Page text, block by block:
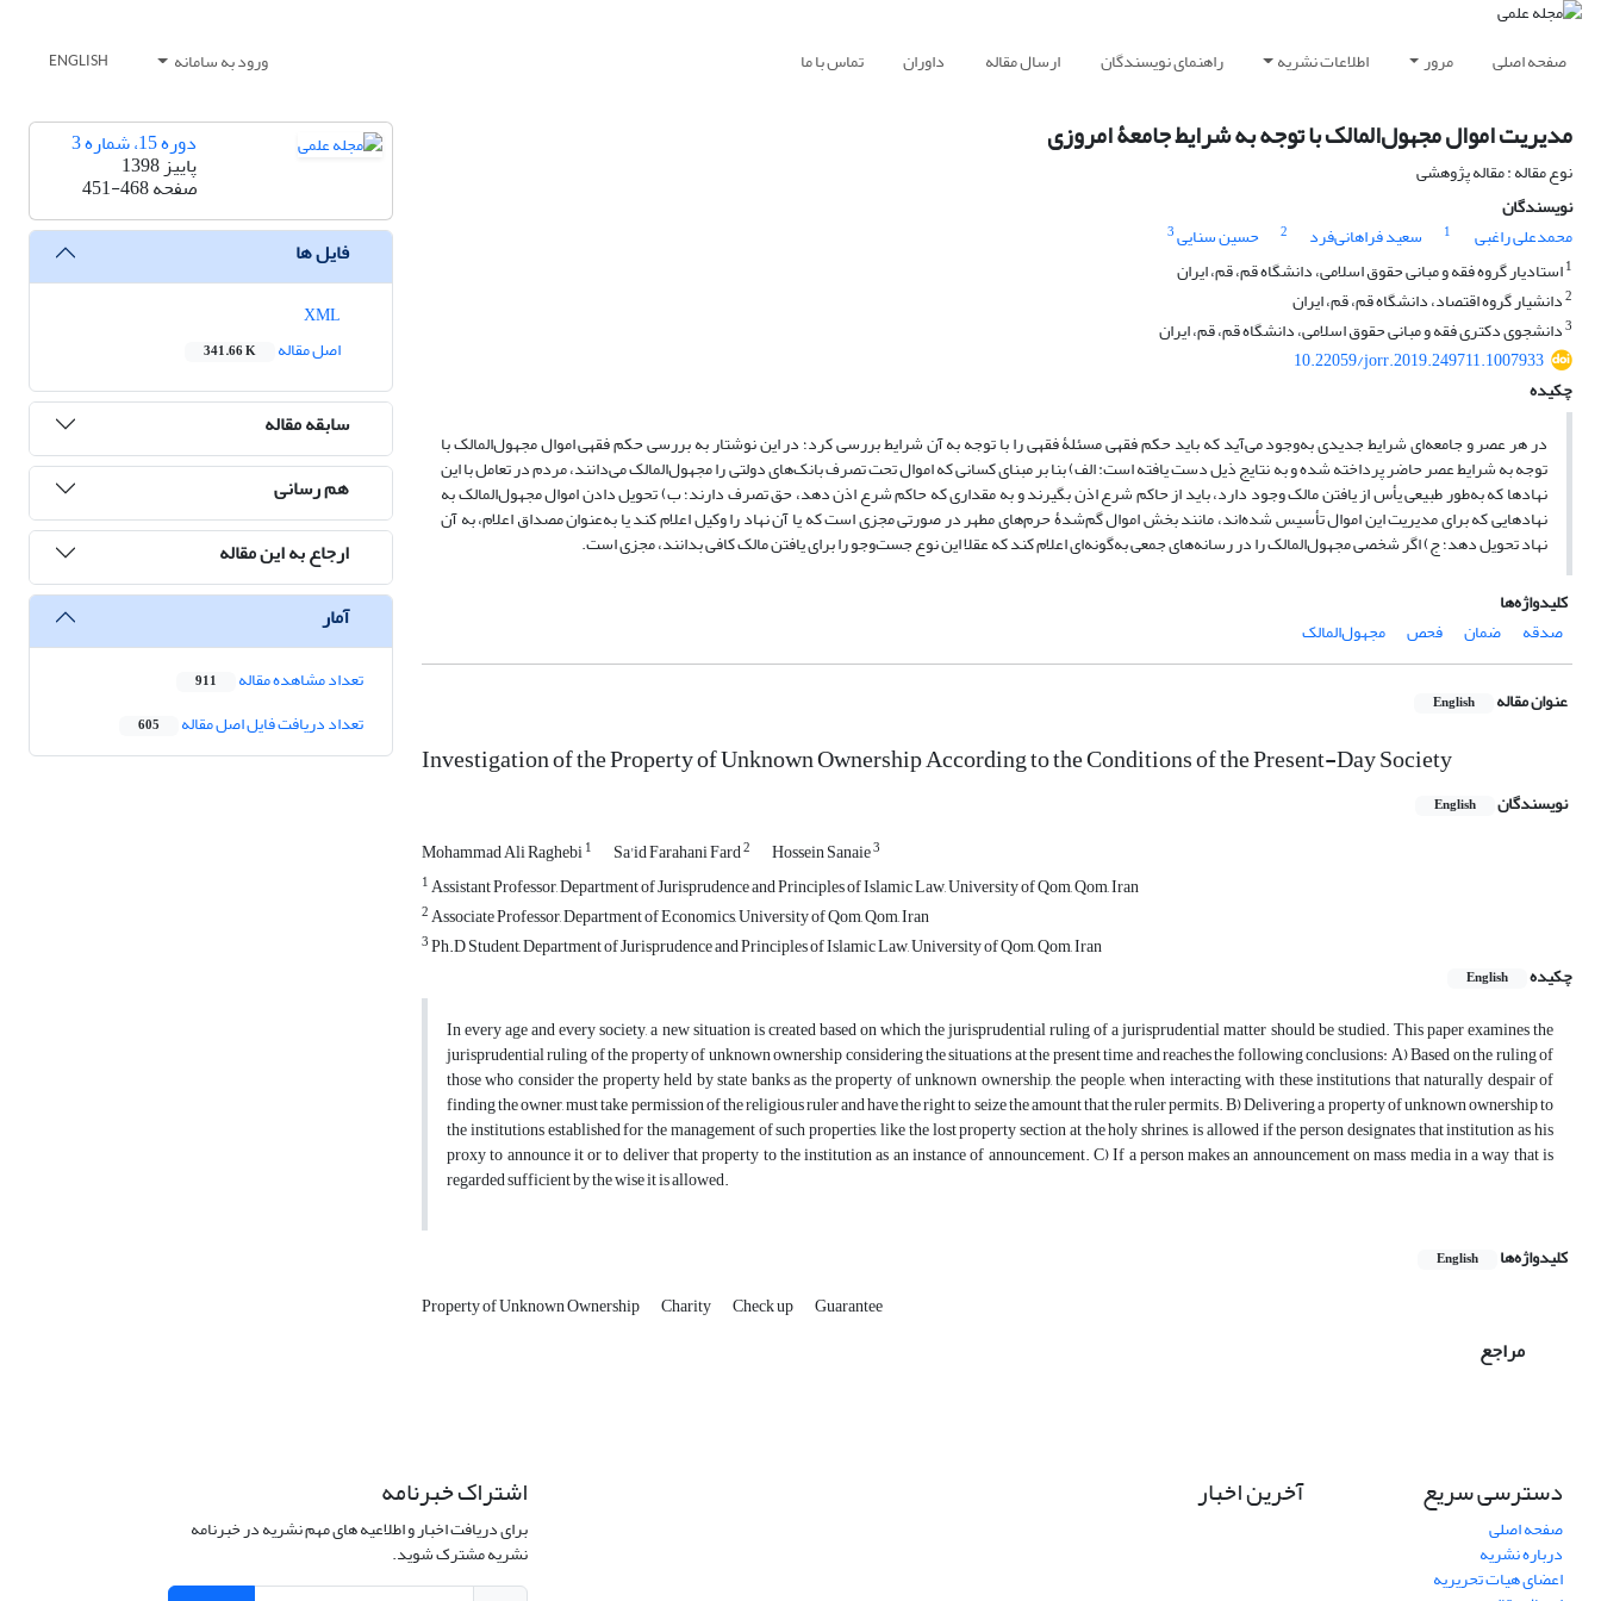
صفحه اصلی مرور اطلاعات نشریه راهنمای نویسندگان ارسال مقاله داوران تماس با ما ورود به سامانه ENGLISH
مدیریت اموال مجهول‌المالک با توجه به شرایط جامعۀ امروزی
نوع مقاله : مقاله پژوهشی
نویسندگان
محمدعلی راغبی
1 سعید فراهانی‌فرد 2 حسین سنایی3
1استادیار گروه فقه و مبانی حقوق اسلامی، دانشگاه قم، قم، ایران
2دانشیار گروه اقتصاد، دانشگاه قم، قم، ایران
3دانشجوی دکتری فقه و مبانی حقوق اسلامی، دانشگاه قم، قم، ایران
10.22059/jorr.2019.249711.1007933
چکیده
در هر عصر و جامعه‌ای شرایط جدیدی به‌وجود می‌آید که باید حکم فقهی مسئلۀ فقهی را با توجه به آن شرایط بررسی کرد؛ در این نوشتار به بررسی حکم فقهی اموال مجهول‌المالک با
توجه به شرایط عصر حاضر پرداخته شده و به نتایج ذیل دست یافته است: الف) بنا بر مبنای کسانی که اموال تحت تصرف بانک‌های دولتی را مجهول‌المالک می‌دانند، مردم در تعامل با این
نهادها که به‌طور طبیعی یأس از یافتن مالک وجود دارد، باید از حاکم شرع اذن بگیرند و به مقداری که حاکم شرع اذن دهد، حق تصرف دارند؛ ب) تحویل دادن اموال مجهول‌المالک به
نهادهایی که برای مدیریت این اموال تأسیس شده‌اند، مانند بخش اموال گم‌شدۀ حرم‌های مطهر در صورتی مجزی است که یا آن نهاد را وکیل اعلام کند یا به‌عنوان مصداق اعلام، به آن
نهاد تحویل دهد؛ ج) اگر شخصی مجهول‌المالک را در رسانه‌های جمعی به‌گونه‌ای اعلام کند که عقلا این نوع جست‌وجو را برای یافتن مالک کافی بدانند، مجزی است.
کلیدواژه‌ها
صدقه
ضمان فحص مجهول‌المالک
عنوان مقاله English
Investigation of the Property of Unknown Ownership According to the Conditions of the Present-Day Society
نویسندگان English
Mohammad Ali Raghebi1 Sa'id Farahani Fard2 Hossein Sanaie3
1Assistant Professor, Department of Jurisprudence and Principles of Islamic Law, University of Qom, Qom, Iran
2Associate Professor, Department of Economics, University of Qom, Qom, Iran
3Ph.D Student, Department of Jurisprudence and Principles of Islamic Law, University of Qom, Qom, Iran
چکیده
English
In every age and every society, a new situation is created based on which the jurisprudential ruling of a jurisprudential matter should be studied. This paper examines the
jurisprudential ruling of the property of unknown ownership considering the situations at the present time and reaches the following conclusions: A) Based on the ruling of
those who consider the property held by state banks as the property of unknown ownership, the people, when interacting with these institutions that naturally despair of
finding the owner, must take permission of the religious ruler and have the right to seize the amount that the ruler permits. B) Delivering a property of unknown ownership to
the institutions established for the management of such properties, like the lost property section at the holy shrines, is allowed if the person designates that institution as his
proxy to announce it or to deliver that property to the institution as an instance of announcement. C) If a person makes an announcement on mass media in a way that is
regarded sufficient by the wise it is allowed.
کلیدواژه‌ها English
Property of Unknown Ownership Charity Check up Guarantee
مراجع
دوره 15، شماره 3
پاییز 1398
صفحه451-468
فایل ها
اصل مقاله
341.66 K
سابقه مقاله
هم رسانی
ارجاع به این مقاله
آمار
تعداد مشاهده مقاله 911
تعداد دریافت فایل اصل مقاله 605
دسترسی سریع
صفحه اصلی
درباره نشریه
اعضای هیات تحریریه
آخرین اخبار اشتراک خبرنامه
برای دریافت اخبار و اطلاعیه های مهم نشریه در خبرنامه
نشریه مشترک شوید.